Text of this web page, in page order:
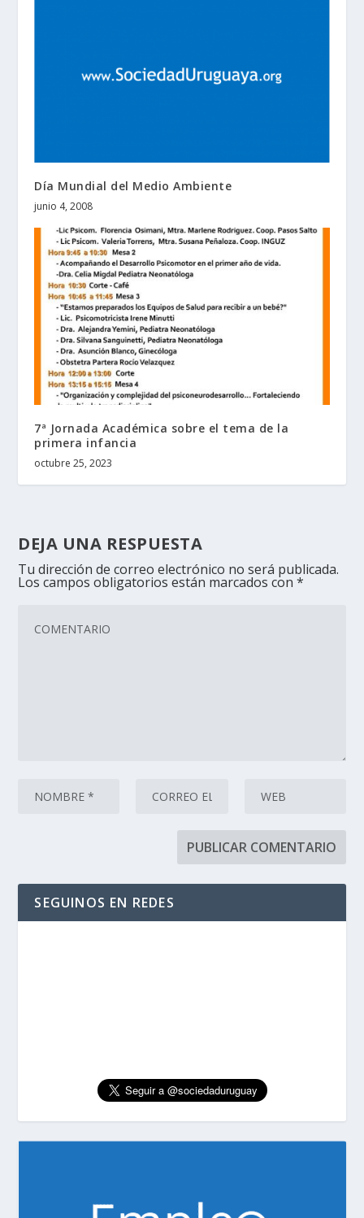
Día Mundial del Medio Ambiente
junio 4, 2008
7ª Jornada Académica sobre el tema de la
primera infancia
octubre 25, 2023
DEJA UNA RESPUESTA
Tu dirección de correo electrónico no será publicada.
Los campos obligatorios están marcados con*
SEGUINOS EN REDES